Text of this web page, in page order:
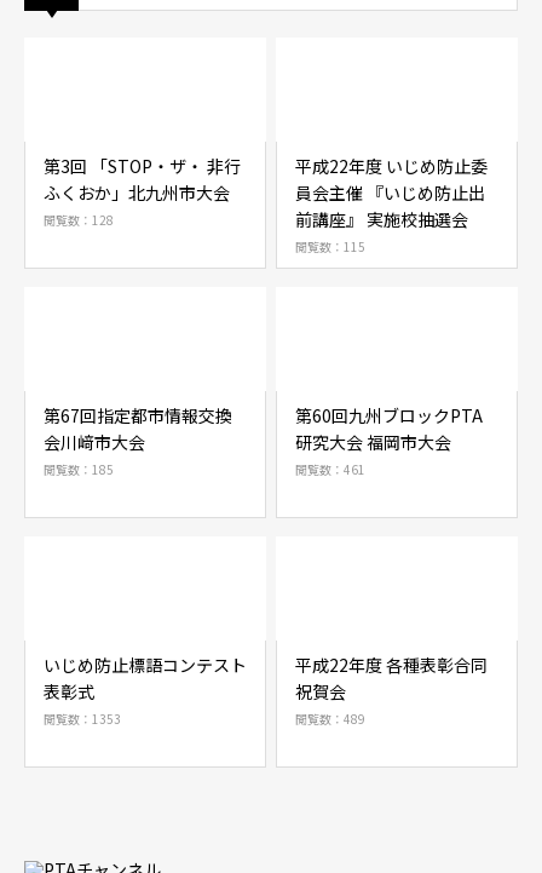
第3回 「STOP・ザ・ 非行
ふくおか」北九州市大会
閲覧数：128
平成22年度 いじめ防止委
員会主催 『いじめ防止出
前講座』 実施校抽選会
閲覧数：115
第67回指定都市情報交換
会川﨑市大会
閲覧数：185
第60回九州ブロックPTA
研究大会 福岡市大会
閲覧数：461
いじめ防止標語コンテスト
表彰式
閲覧数：1353
平成22年度 各種表彰合同
祝賀会
閲覧数：489